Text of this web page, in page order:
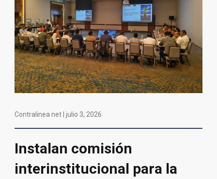
Contralinea net | julio 3, 2026
Instalan comisión
interinstitucional para la